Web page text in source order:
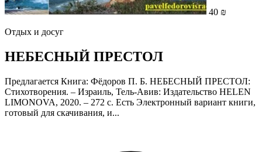
40 ₪
Отдых и досуг
НЕБЕСНЫЙ ПРЕСТОЛ
Предлагается Книга: Фёдоров П. Б. НЕБЕСНЫЙ ПРЕСТОЛ:
Стихотворения. – Израиль, Тель-Авив: Издательство HELEN
LIMONOVA, 2020. – 272 с. Есть Электронный вариант книги,
готовый для скачивания, и...